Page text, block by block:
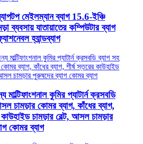
মেইলম্যান ব্যাগ 15.6-ইঞ্চি
ব্যবসায় যাতায়াতের কম্পিউটার ব্যাগ
হ্যান্ডব্যাগ
কুমির প্যাটার্ন ক্রসবডি
চামড়ার কোমর ব্যাগ, কাঁধের ব্যাগ,
কাউহাইড চামড়ার বেল্ট, আসল চামড়ার
কোমর ব্যাগ